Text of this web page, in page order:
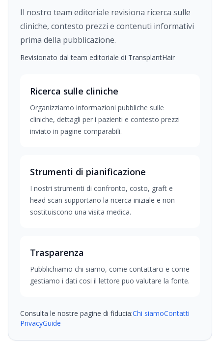
Il nostro team editoriale revisiona ricerca sulle
cliniche, contesto prezzi e contenuti informativi
prima della pubblicazione.
Revisionato dal team editoriale di TransplantHair
Ricerca sulle cliniche
Organizziamo informazioni pubbliche sulle
cliniche, dettagli per i pazienti e contesto prezzi
inviato in pagine comparabili.
Strumenti di pianificazione
I nostri strumenti di confronto, costo, graft e
head scan supportano la ricerca iniziale e non
sostituiscono una visita medica.
Trasparenza
Pubblichiamo chi siamo, come contattarci e come
gestiamo i dati cosi il lettore puo valutare la fonte.
Consulta le nostre pagine di fiducia:Chi siamoContatti
PrivacyGuide